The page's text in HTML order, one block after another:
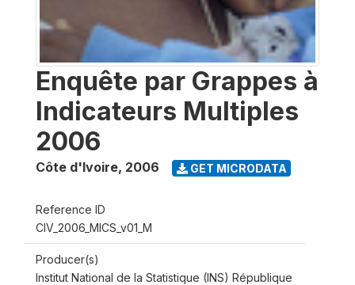
Enquête par Grappes à
Indicateurs Multiples
2006
Côte d'Ivoire, 2006 GET MICRODATA
Reference ID
CIV_2006_MICS_v01_M
Producer(s)
Institut National de la Statistique (INS) République